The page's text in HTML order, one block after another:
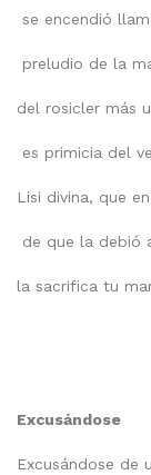
se encendió
preludio de la
del rosicler más
es primicia del
Lisi divina, que
de que la debió
la sacrifica tu
Excusándose
Excusándose de